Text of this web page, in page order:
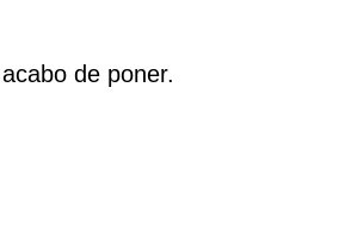
de poner.